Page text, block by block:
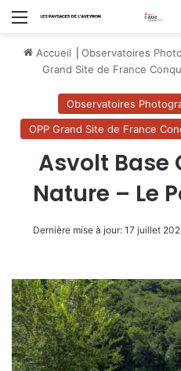
Menu
Accueil Observatoires
Grand Site de France
Observatoires
OPP Grand Site de France
Asvolt Base
Nature – Le
Dernière mise à jour: 17 juillet